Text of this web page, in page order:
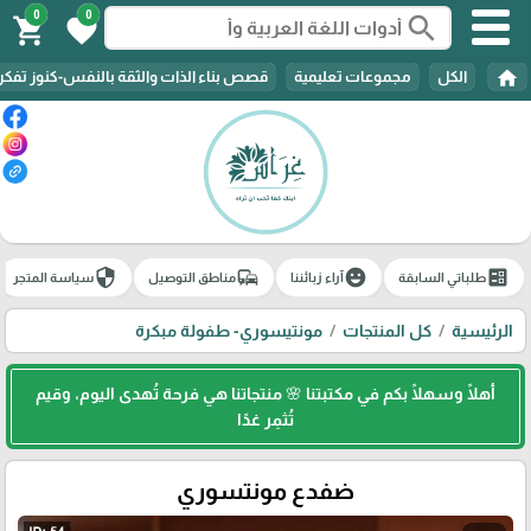
search
0
favorite
0
shopping_cart
home الكل مجموعات تعليمية قصص بناء الذات والثقة بالنفس-كنوز
ballotطلباتي السابقة emoji_emotionsآراء زبائننا commuteمناطق التوصيل securityسياسة المتجر
الرئيسية كل المنتجات مونتيسوري- طفولة مبكرة
أهلًا وسهلًا بكم في مكتبتنا 🌸 منتجاتنا هي فرحة تُهدى اليوم، وقيم
تُثمِر غدًا
ضفدع مونتسوري